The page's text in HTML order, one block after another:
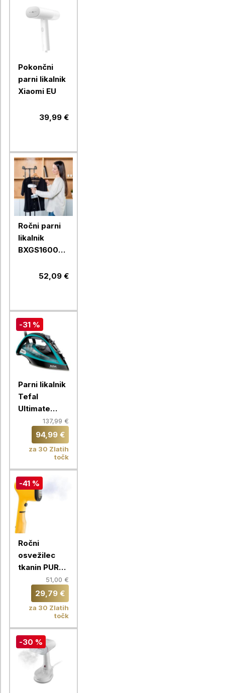
Pokončni
parni likalnik
Xiaomi EU
39,99 €
Ročni parni
likalnik
BXGS1600E,
g/min52,09 €
-31 %
Parni likalnik
Tefal
Ultimate
FV9844E0
137,99 €
94,99 €
za 30 Zlatih
točk
-41 %
Ročni
osvežilec
tkanin PURE
POP Tefal
DT2026E1
51,00 €
29,79 €
za 30 Zlatih
točk
-30 %